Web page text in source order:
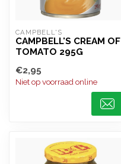
CAMPBELL'S
CAMPBELL'S CREAM OF
TOMATO 295G
€2,95
Niet op voorraad online